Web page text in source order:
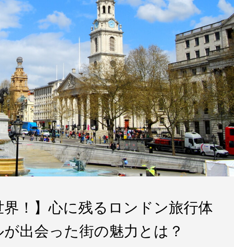
界！】心に残るロンドン旅行体
出会った街の魅力とは？